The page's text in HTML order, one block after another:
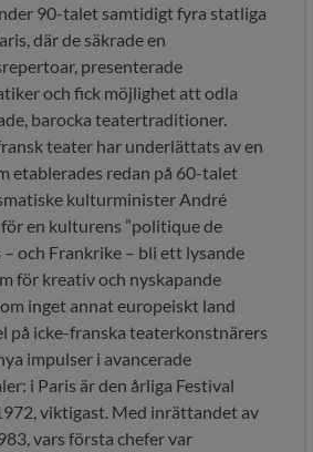
90-talet samtidigt fyra statliga
där de säkrade en
presenterade
och fick möjlighet att odla
barocka teatertraditioner.
teater har underlättats av en
etablerades redan på 60-talet
kulturminister André
en kulturens ”politique de
– och Frankrike – bli ett lysande
för kreativ och nyskapande
inget annat europeiskt land
på icke-franska teaterkonstnärers
impulser i avancerade
i Paris är den årliga Festival
viktigast. Med inrättandet av
vars första chefer var